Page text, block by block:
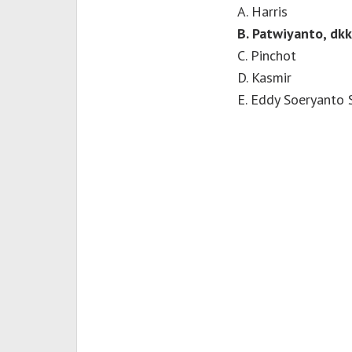
A. Harris
B. Patwiyanto,
C. Pinchot
D. Kasmir
E. Eddy Soeryanto